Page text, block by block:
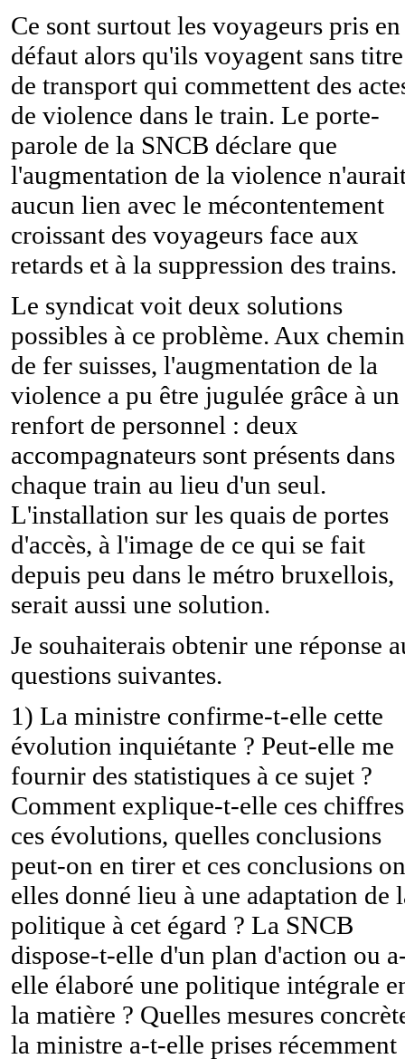
Ce sont surtout les voyageurs pris en
défaut alors qu'ils voyagent sans titre
de transport qui commettent des
de violence dans le train. Le porte-
parole de la SNCB déclare que
l'augmentation de la violence
aucun lien avec le mécontentement
croissant des voyageurs face aux
retards et à la suppression des trains.
Le syndicat voit deux solutions
possibles à ce problème. Aux
de fer suisses, l'augmentation de la
violence a pu être jugulée grâce à un
renfort de personnel : deux
accompagnateurs sont présents dans
chaque train au lieu d'un seul.
L'installation sur les quais de portes
d'accès, à l'image de ce qui se fait
depuis peu dans le métro bruxellois,
serait aussi une solution.
Je souhaiterais obtenir une réponse
questions suivantes.
1) La ministre confirme-t-elle cette
évolution inquiétante ? Peut-elle me
fournir des statistiques à ce sujet ?
Comment explique-t-elle ces
ces évolutions, quelles conclusions
peut-on en tirer et ces conclusions
elles donné lieu à une adaptation de
politique à cet égard ? La SNCB
dispose-t-elle d'un plan d'action ou
elle élaboré une politique intégrale
la matière ? Quelles mesures
la ministre a-t-elle prises récemment